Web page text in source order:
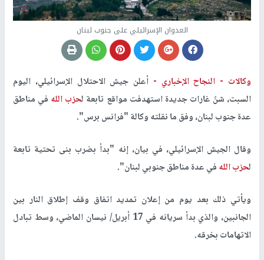
العدوان الإسرائيلي على جنوب لبنان
وكالات - النجاح الإخباري - أعلن جيش الاحتلال الإسرائيلي، اليوم
السبت، شنّ غارات جديدة استهدفت مواقع تابعة لحزب الله في مناطق
عدة جنوب لبنان، وفق ما نقلته وكالة "فرانس برس".
وقال الجيش الإسرائيلي، في بيان، إنه "بدأ بضرب بنى تحتية تابعة
لحزب اللهفي عدة مناطق جنوبي لبنان".
ويأتي ذلك بعد يوم من إعلان تمديد اتفاق وقف إطلاق النار بين
الجانبين، والذي بدأ سريانه في 17 أبريل/ نيسان الماضي، وسط تبادل
الاتهامات بخرقه.